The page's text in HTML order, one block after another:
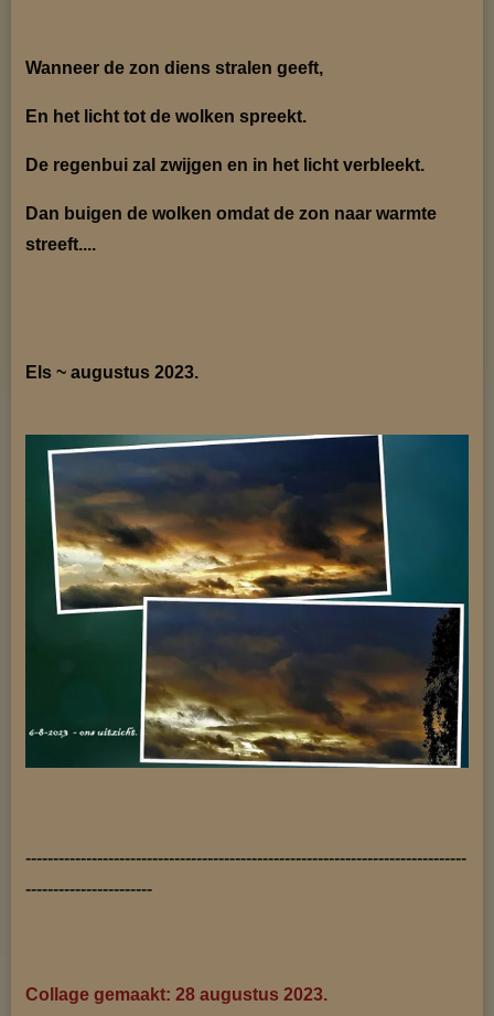
Wanneer de zon diens stralen geeft,
En het licht tot de wolken spreekt.
De regenbui zal zwijgen en in het licht verbleekt.
Dan buigen de wolken omdat de zon naar warmte
streeft....
Els ~ augustus 2023.
--------------------------------------------------------------------------------
-----------------------
Collage gemaakt: 28 augustus 2023.